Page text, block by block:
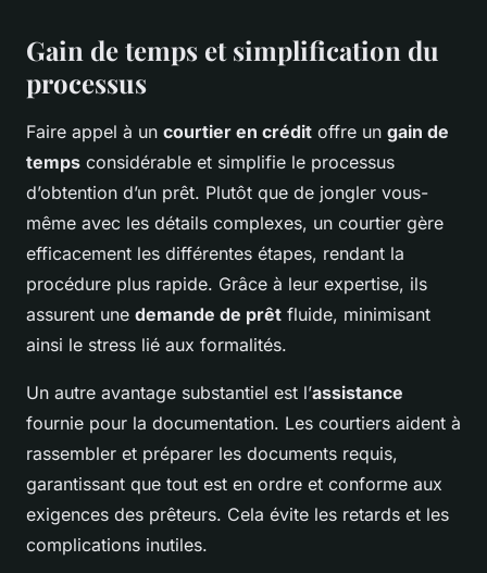
Gain de temps et simplification du
processus
Faire appel à un courtier en crédit offre un gain de
temps considérable et simplifie le processus
d’obtention d’un prêt. Plutôt que de jongler vous-
même avec les détails complexes, un courtier gère
efficacement les différentes étapes, rendant la
procédure plus rapide. Grâce à leur expertise, ils
assurent une demande de prêt fluide, minimisant
ainsi le stress lié aux formalités.
Un autre avantage substantiel est l’assistance
fournie pour la documentation. Les courtiers aident à
rassembler et préparer les documents requis,
garantissant que tout est en ordre et conforme aux
exigences des prêteurs. Cela évite les retards et les
complications inutiles.